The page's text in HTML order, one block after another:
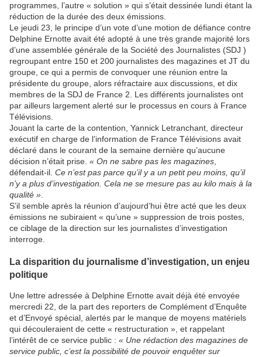
programmes, l’autre « solution » qui s’était dessinée lundi étant la
réduction de la durée des deux émissions.
Le jeudi 23, le principe d’un vote d’une motion de défiance contre
Delphine Ernotte avait été adopté à une très grande majorité lors
d’une assemblée générale de la Société des Journalistes (SDJ )
regroupant entre 150 et 200 journalistes des magazines et JT du
groupe, ce qui a permis de convoquer une réunion entre la
présidente du groupe, alors réfractaire aux discussions, et dix
membres de la SDJ de France 2. Les différents journalistes ont
par ailleurs largement alerté sur le processus en cours à France
Télévisions.
Jouant la carte de la contention, Yannick Letranchant, directeur
exécutif en charge de l’information de France Télévisions avait
déclaré dans le courant de la semaine dernière qu’aucune
décision n’était prise. « On ne sabre pas les magazines,
défendait-il. Ce n’est pas parce qu’il y a un petit peu moins, qu’il
n’y a plus d’investigation. Cela ne se mesure pas au kilo mais à la
qualité ».
S’il semble après la réunion d’aujourd’hui être acté que les deux
émissions ne subiraient « qu’une » suppression de trois postes,
ce ciblage de la direction sur les journalistes d’investigation
interroge.
La disparition du journalisme d’investigation, un enjeu
politique
Une lettre adressée à Delphine Ernotte avait déjà été envoyée
mercredi 22, de la part des reporters de Complément d’Enquête
et d’Envoyé spécial, alertés par le manque de moyens matériels
qui découleraient de cette « restructuration », et rappelant
l’intérêt de ce service public : « Une rédaction des magazines de
service public, c’est la possibilité de pouvoir enquêter sur